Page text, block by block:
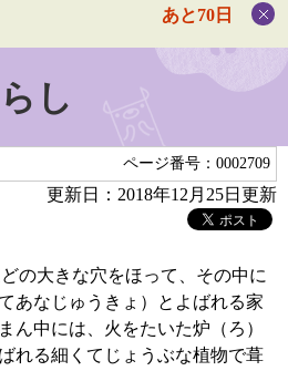
あと70日
し
ページ番号：0002709
更新日：2018年12月25日更新
の大きな穴をほって、その中に
あなじゅうきょ）とよばれる家
ん中には、火をたいた炉（ろ）
れる細くてじょうぶな植物で葺